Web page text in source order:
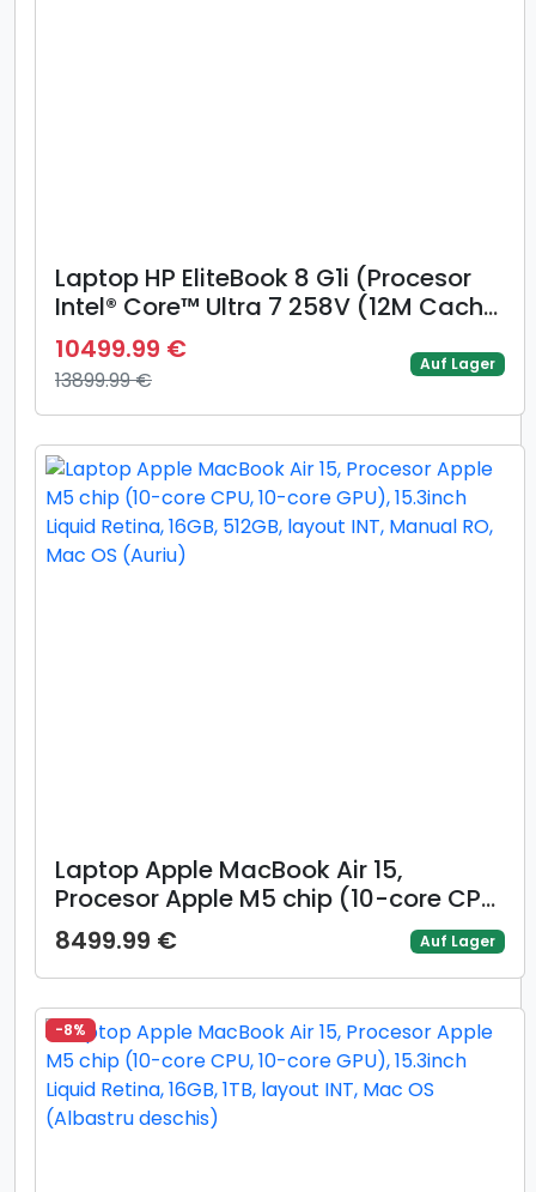
Laptop HP EliteBook 8 G1i (Procesor
Intel® Core™ Ultra 7 258V (12M Cache,
up to 4.80 GHz), 14inch WUXGA, 32GB
DDR5, 1TB SSD, Intel Arc 140V
Graphics, Windows 11 Pro, Argintiu)
10499.99 €
13899.99 €
Auf Lager
Laptop Apple MacBook Air 15,
Procesor Apple M5 chip (10-core CPU,
10-core GPU), 15.3inch Liquid Retina,
16GB, 512GB, layout INT, Manual RO,
Mac OS (Auriu)
8499.99 € Auf Lager
-8%